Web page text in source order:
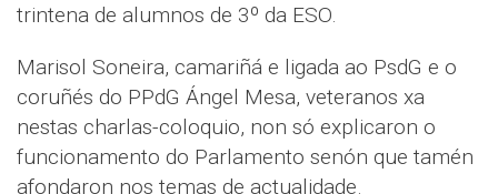
trintena de alumnos de 3º da ESO.
Marisol Soneira, camariñá e ligada ao PsdG e o
coruñés do PPdG Ángel Mesa, veteranos xa
nestas charlas-coloquio, non só explicaron o
funcionamento do Parlamento senón que tamén
afondaron nos temas de actualidade.